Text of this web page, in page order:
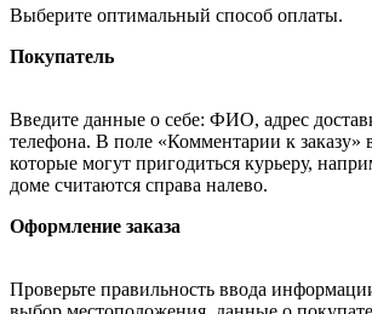
Выберите оптимальный способ оплаты.
Покупатель
Введите данные о себе: ФИО, адрес
телефона. В поле «Комментарии к заказу»
которые могут пригодиться курьеру,
доме считаются справа налево.
Оформление заказа
Проверьте правильность ввода